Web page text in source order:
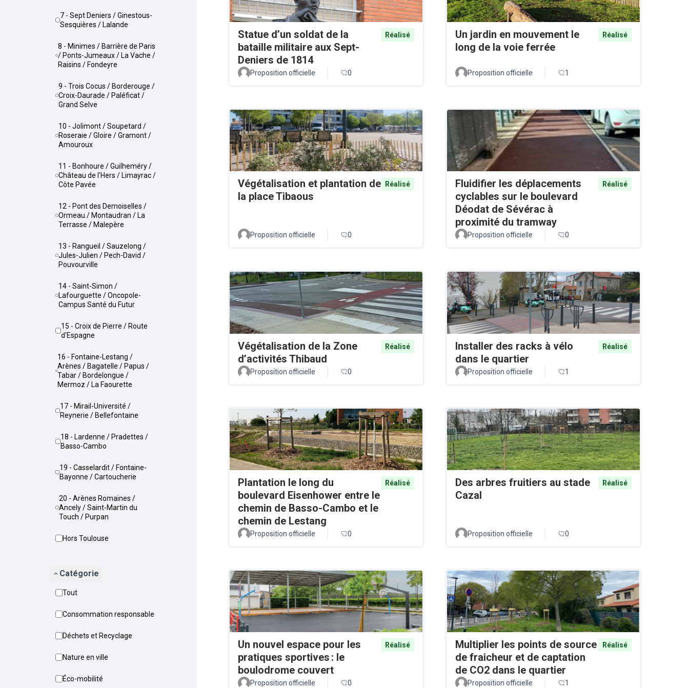
7 - Sept Deniers / Ginestous-
Sesquières / Lalande
8 - Minimes / Barrière de Paris
/ Ponts-Jumeaux / La Vache /
Raisins / Fondeyre
9 - Trois Cocus / Borderouge /
Croix-Daurade / Paléficat /
Grand Selve
10 - Jolimont / Soupetard /
Roseraie / Gloire / Gramont /
Amouroux
11 - Bonhoure / Guilheméry /
Château de l'Hers / Limayrac /
Côte Pavée
12 - Pont des Demoiselles /
Ormeau / Montaudran / La
Terrasse / Malepère
13 - Rangueil / Sauzelong /
Jules-Julien / Pech-David /
Pouvourville
14 - Saint-Simon /
Lafourguette / Oncopole-
Campus Santé du Futur
15 - Croix de Pierre / Route
d'Espagne
16 - Fontaine-Lestang /
Arènes / Bagatelle / Papus /
Tabar / Bordelongue /
Mermoz / La Faourette
17 - Mirail-Université /
Reynerie / Bellefontaine
18 - Lardenne / Pradettes /
Basso-Cambo
19 - Casselardit / Fontaine-
Bayonne / Cartoucherie
20 - Arènes Romaines /
Ancely / Saint-Martin du
Touch / Purpan
Hors Toulouse
Catégorie
Tout
Consommation responsable
Déchets et Recyclage
Nature en ville
Éco-mobilité
Statue d’un soldat de la
bataille militaire aux Sept-
Deniers de 1814
Réalisé
Proposition officielle 0
Un jardin en mouvement le
long de la voie ferrée
Réalisé
Proposition officielle 1
Végétalisation et plantation de
la place Tibaous
Réalisé
Proposition officielle 0
Fluidifier les déplacements
cyclables sur le boulevard
Déodat de Sévérac à
proximité du tramway
Réalisé
Proposition officielle 0
Végétalisation de la Zone
d’activités Thibaud
Réalisé
Proposition officielle 0
Installer des racks à vélo
dans le quartier
Réalisé
Proposition officielle 1
Plantation le long du
boulevard Eisenhower entre le
chemin de Basso-Cambo et le
chemin de Lestang
Réalisé
Proposition officielle 0
Des arbres fruitiers au stade
Cazal
Réalisé
Proposition officielle 0
Un nouvel espace pour les
pratiques sportives : le
boulodrome couvert
Réalisé
Proposition officielle 0
Multiplier les points de source
de fraicheur et de captation
de CO2 dans le quartier
Réalisé
Proposition officielle 1